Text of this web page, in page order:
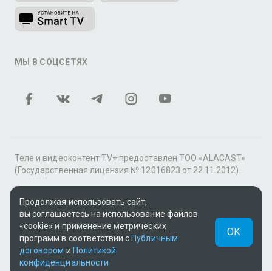
МЫ В СОЦСЕТЯХ
Теле и видеоконтент TV+ предоставлен ТОО «ALACAST»
(Государственная лицензия № 12016823 от 22.11.2012).
В рамках услуги «Видео по подписке» для «Пакета
фильмов и сериалов tv+» контент предоставляется
онлайн-кинотеатром MEGOGO.
Поддержка: tvplus@telecom.kz
v3.9.15 | SSR
UUID: 0e250802-d77c-42ea-866c-e45405bae491
Продолжая использовать сайт,
вы соглашаетесь на использование файлов
«cookie» и применение метрических
программ в соответствии с Публичным
договором и Политикой
конфиденциальности
ОК